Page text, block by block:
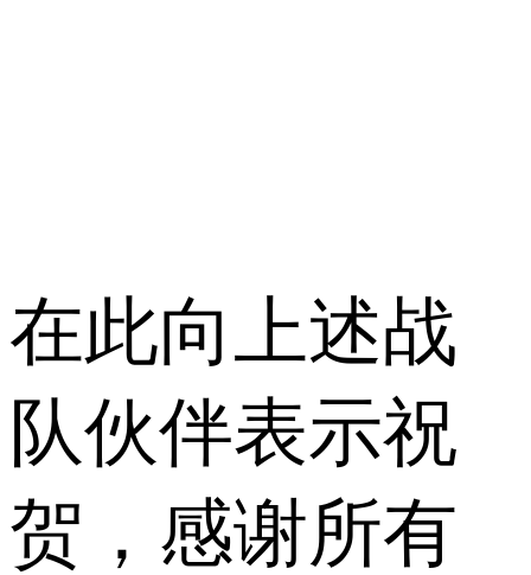
在此向上述战
队伙伴表示祝
贺，感谢所有